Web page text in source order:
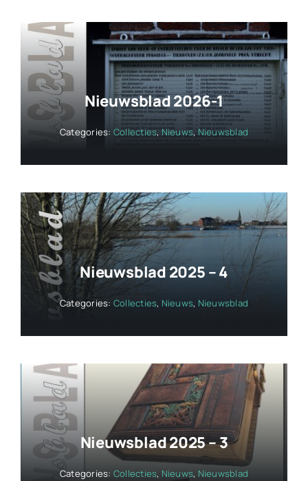
Nieuwsblad 2026-1
Categories: Collecties, Nieuws, Nieuwsblad
Nieuwsblad 2025 – 4
Categories: Collecties, Nieuws, Nieuwsblad
Nieuwsblad 2025 – 3
Categories: Collecties, Nieuws, Nieuwsblad